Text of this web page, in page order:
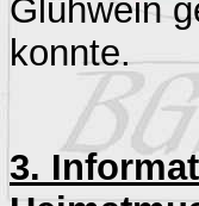
Glühwein
konnte.
3.